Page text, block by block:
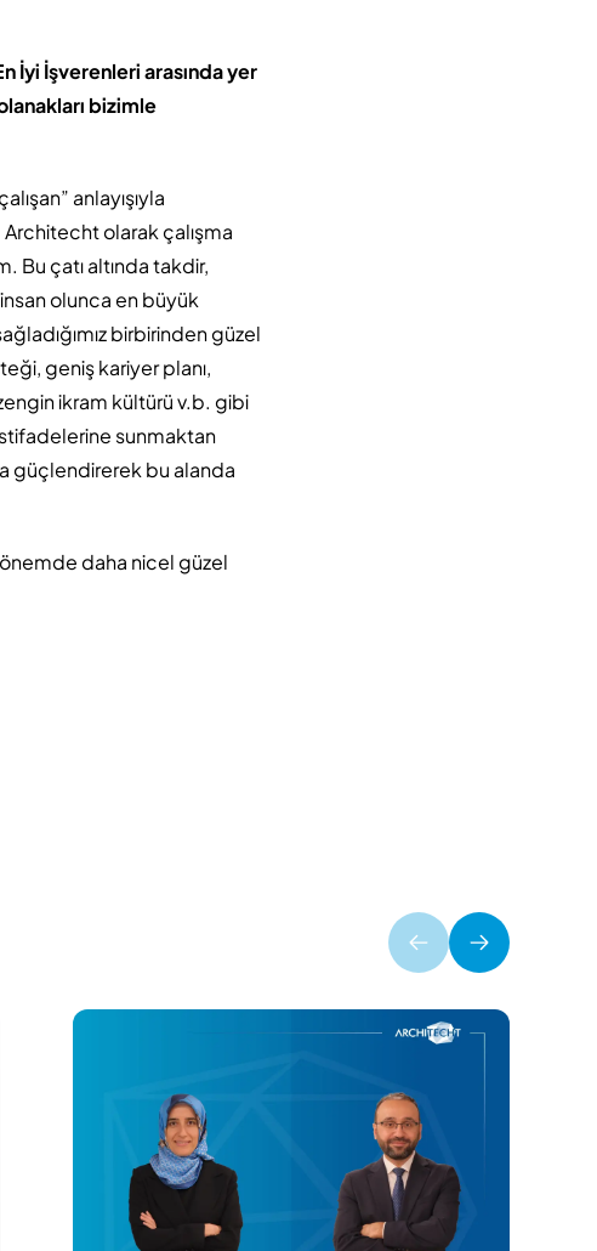
İyi İşverenleri arasında yer
bizimle
anlayışıyla
Architecht olarak çalışma
Bu çatı altında takdir,
olunca en büyük
birbirinden güzel
geniş kariyer planı,
ikram kültürü v.b. gibi
sunmaktan
güçlendirerek bu alanda
daha nicel güzel